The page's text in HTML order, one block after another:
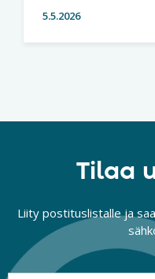
5.5.2026
Tilaa
Liity postituslistalle ja